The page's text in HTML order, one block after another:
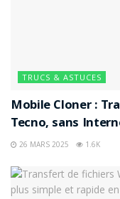
TRUCS & ASTUCES
Mobile Cloner :
Tecno, sans
26 MARS 2025 1.6K